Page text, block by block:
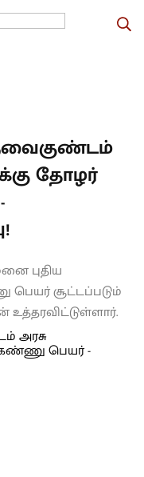
தோழர்
புதிய
சூட்டப்படும்
உத்தரவிட்டுள்ளார்.